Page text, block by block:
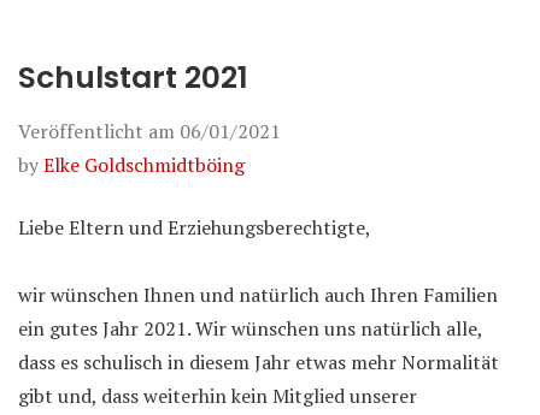
Schulstart 2021
Veröffentlicht am 06/01/2021
byElke Goldschmidtböing
Liebe Eltern und Erziehungsberechtigte,
wir wünschen Ihnen und natürlich auch Ihren Familien
ein gutes Jahr 2021. Wir wünschen uns natürlich alle,
dass es schulisch in diesem Jahr etwas mehr Normalität
gibt und, dass weiterhin kein Mitglied unserer